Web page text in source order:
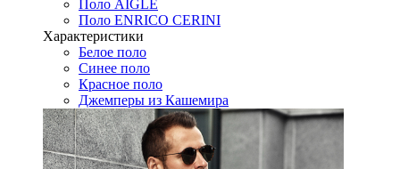
Поло AIGLE
Поло ENRICO CERINI
Характеристики
Белое поло
Синее поло
Красное поло
Джемперы из Кашемира